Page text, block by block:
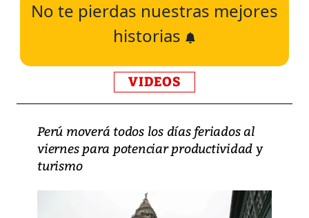
No te pierdas nuestras mejores
historias
VIDEOS
Perú moverá todos los días feriados al
viernes para potenciar productividad y
turismo